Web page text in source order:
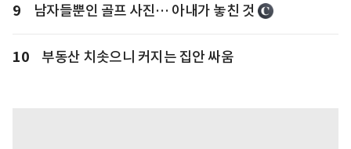
9 남자들뿐인 골프 사진… 아내가 놓친 것
10 부동산 치솟으니 커지는 집안 싸움